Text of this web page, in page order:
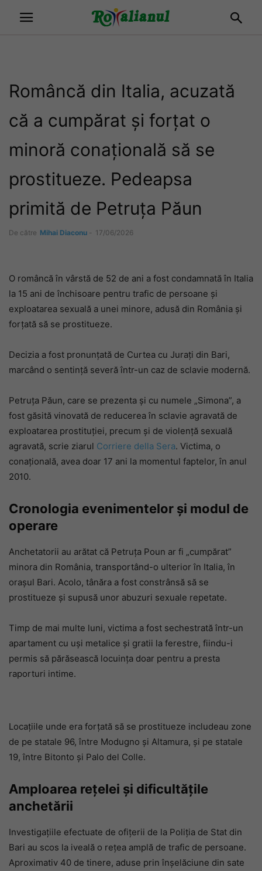
Româncă din Italia, acuzată
că a cumpărat și forțat o
minoră conațională să se
prostitueze. Pedeapsa
primită de Petruța Păun
De către Mihai Diaconu - 17/06/2026
O româncă în vârstă de 52 de ani a fost condamnată în Italia
la 15 ani de închisoare pentru trafic de persoane și
exploatarea sexuală a unei minore, adusă din România și
forțată să se prostitueze.
Decizia a fost pronunțată de Curtea cu Jurați din Bari,
marcând o sentință severă într-un caz de sclavie modernă.
Petruța Păun, care se prezenta și cu numele „Simona”, a
fost găsită vinovată de reducerea în sclavie agravată de
exploatarea prostituției, precum și de violență sexuală
agravată, scrie ziarul Corriere della Sera. Victima, o
conațională, avea doar 17 ani la momentul faptelor, în anul
2010.
Cronologia evenimentelor și modul de
operare
Anchetatorii au arătat că Petruța Poun ar fi „cumpărat”
minora din România, transportând-o ulterior în Italia, în
orașul Bari. Acolo, tânăra a fost constrânsă să se
prostitueze și supusă unor abuzuri sexuale repetate.
Timp de mai multe luni, victima a fost sechestrată într-un
apartament cu uși metalice și gratii la ferestre, fiindu-i
permis să părăsească locuința doar pentru a presta
raporturi intime.
Locațiile unde era forțată să se prostitueze includeau zone
de pe statale 96, între Modugno și Altamura, și pe statale
19, între Bitonto și Palo del Colle.
Amploarea rețelei și dificultățile
anchetării
Investigațiile efectuate de ofițerii de la Poliția de Stat din
Bari au scos la iveală o rețea amplă de trafic de persoane.
Aproximativ 40 de tinere, aduse prin înșelăciune din sate